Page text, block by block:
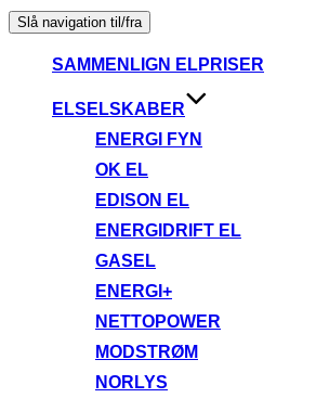
Slå navigation til/fra
SAMMENLIGN ELPRISER
ELSELSKABER
ENERGI FYN
OK EL
EDISON EL
ENERGIDRIFT EL
GASEL
ENERGI+
NETTOPOWER
MODSTRØM
NORLYS